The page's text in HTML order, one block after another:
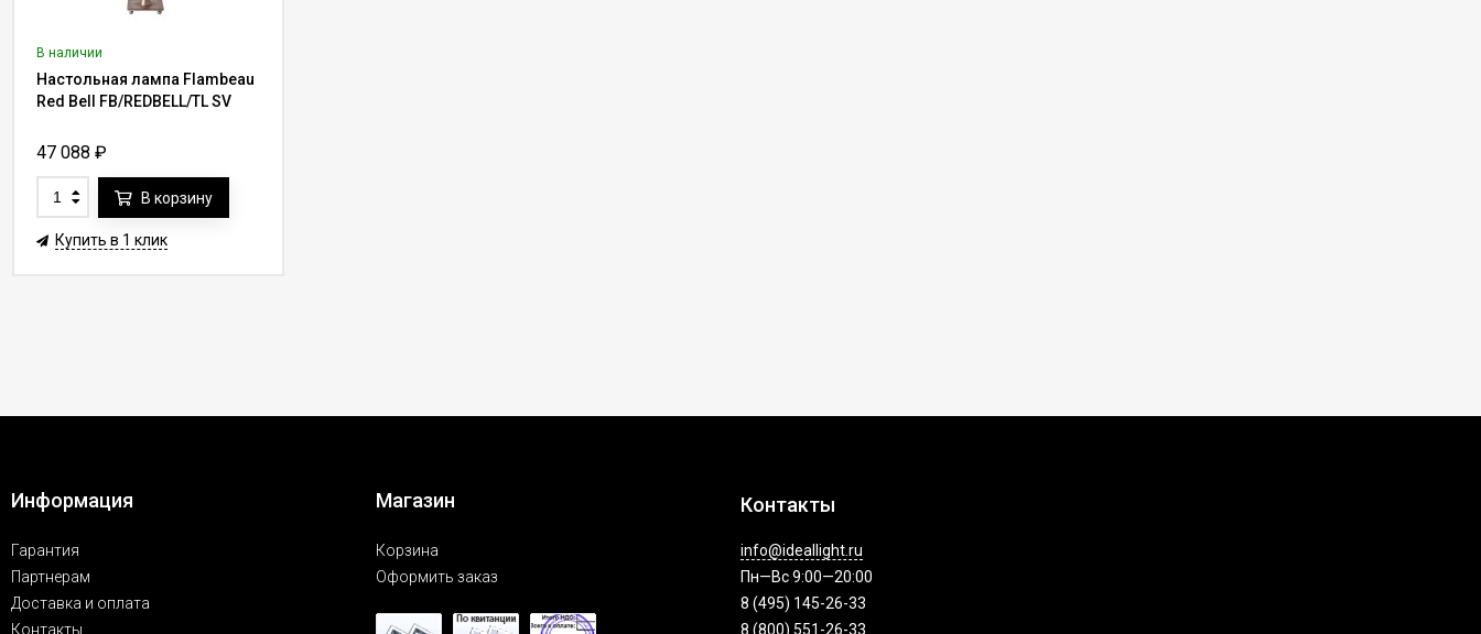
В наличии
Настольная лампа Flambeau
Red Bell FB/REDBELL/TL SV
47 088 ₽
В корзину
Купить в 1 клик
Информация
Гарантия
Партнерам
Доставка и оплата
Контакты
Магазин
Корзина
Оформить заказ
Контакты
info@ideallight.ru
Пн—Вс 9:00—20:00
8 (495) 145-26-33
8 (800) 551-26-33